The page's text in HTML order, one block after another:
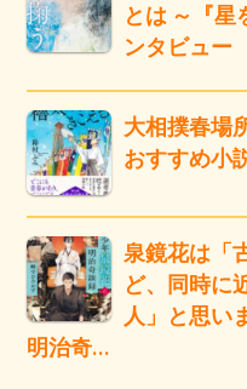
とは ～『星
ンタビュー
大相撲春場
おすすめ小
泉鏡花は「
ど、同時に
人」と思
明治奇…